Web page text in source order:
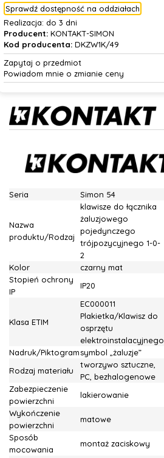
Sprawdź dostępność na oddziałach
Realizacja: do 3 dni
Producent:KONTAKT-SIMON
Kod producenta:DKZW1K/49
Zapytaj o przedmiot
Powiadom mnie o zmianie ceny
Seria Simon 54
Nazwa
produktu/Rodzaj
klawisze do łącznika
żaluzjowego
pojedynczego
trójpozycyjnego 1-0-
2
Kolor
czarny mat
Stopień ochrony
IP
IP20
Klasa ETIM
EC000011
Plakietka/Klawisz do
osprzętu
elektroinstalacyjnego
Nadruk/Piktogramsymbol „żaluzje”
Rodzaj materiału
tworzywo sztuczne,
PC, bezhalogenowe
Zabezpieczenie
powierzchni
lakierowanie
Wykończenie
powierzchni
matowe
Sposób
mocowania
montaż zaciskowy